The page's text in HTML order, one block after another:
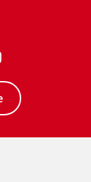
Visit
Instagram
page